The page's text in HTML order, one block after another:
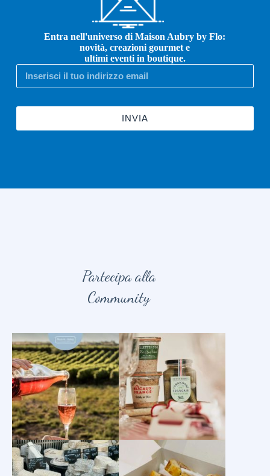
Entra nell'universo di Maison Aubry by Flo:
novità, creazioni gourmet e
ultimi eventi in boutique.
INVIA
Partecipa alla
Community